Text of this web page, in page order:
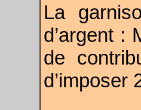
La
d’argent :
de
d’imposer